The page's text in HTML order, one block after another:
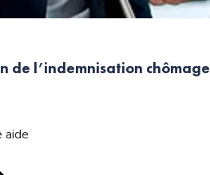
de l’indemnisation chômage
aide